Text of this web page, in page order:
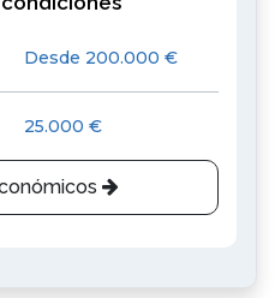
Desde 200.000 €
25.000 €